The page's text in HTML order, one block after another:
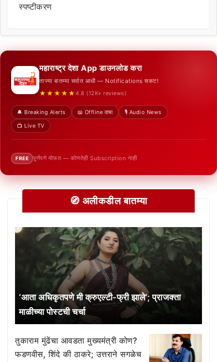
स्पष्टीकरण
महाराष्ट्र देशा App डाउनलोड करा
ताज्या बातम्या सर्वात आधी — Notifications सकट!
★★★★★ 4.8 (12K+ reviews)
🔔 Breaking Alerts 📖 Offline वाचा
🎙️ Audio News
📺 Live TV
FREE पूर्णपणे मोफत — कोणतेही Subscription नाही
🧭 अलीकडील बातम्या
‘आता अधिकृतपणे मी क्रुएल्टी-फ्री झाले’; प्राजक्ता
माळीच्या पोस्टची चर्चा
तुकाराम मुंढेंचा आवडता मुख्यमंत्री कोण?
फडणवीस, शिंदे की ठाकरे; उत्तराने सगळेच